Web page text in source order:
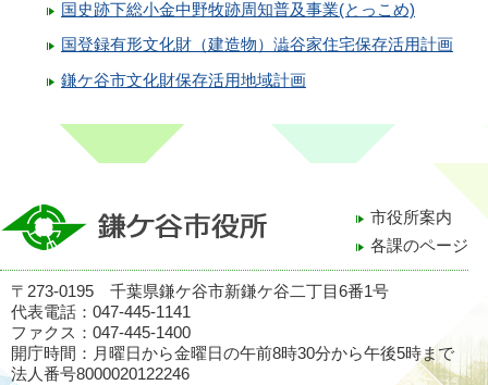
国史跡下総小金中野牧跡周知普及事業(とっこめ)
国登録有形文化財（建造物）澁谷家住宅保存活用計画
鎌ケ谷市文化財保存活用地域計画
市役所案内
各課のページ
〒273-0195 千葉県鎌ケ谷市新鎌ケ谷二丁目6番1号
代表電話：047-445-1141
ファクス：047-445-1400
開庁時間：月曜日から金曜日の午前8時30分から午後5時まで
法人番号8000020122246